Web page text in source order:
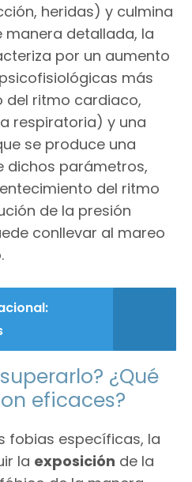
heridas) y culmina
manera detallada, la
por un aumento
más
del ritmo cardiaco,
respiratoria) y una
se produce una
dichos parámetros,
del ritmo
de la presión
conllevar al mareo
¿Qué
eficaces?
fobias específicas, la
la exposición de la